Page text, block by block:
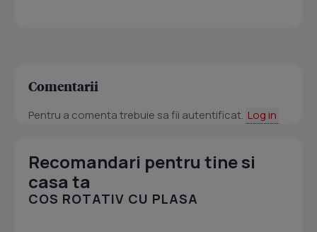
Comentarii
Pentru a comenta trebuie sa fii autentificat. Log in
Recomandari pentru tine si
casa ta
COS ROTATIV CU PLASA